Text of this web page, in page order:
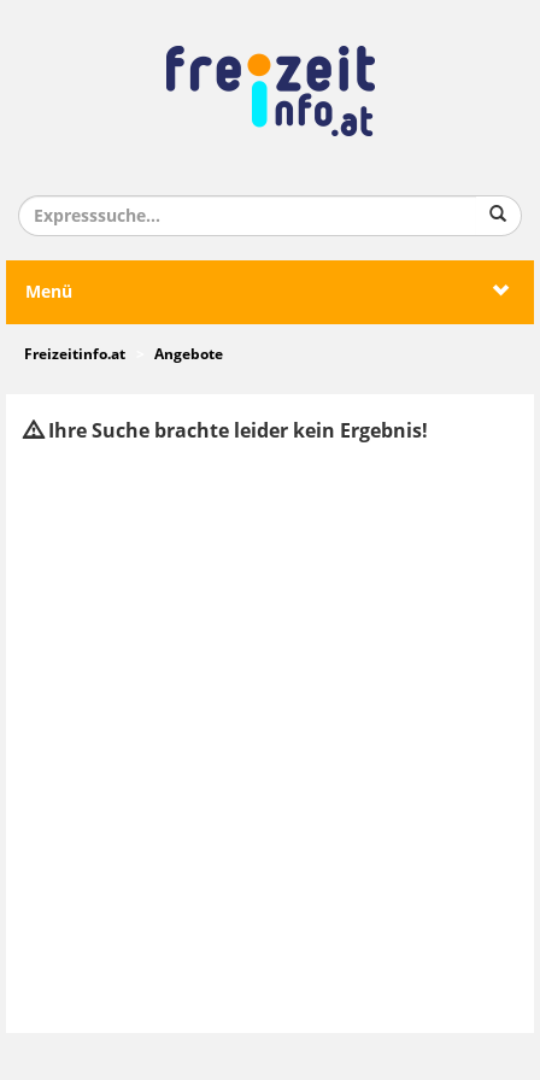
Menü
Freizeitinfo.at Angebote
Ihre Suche brachte leider kein Ergebnis!